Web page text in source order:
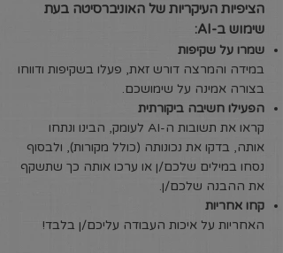
הציפיות העיקריות של האוניברסיטה בעת
שימוש ב-AI:
שמרו על שקיפות
במידה והמרצה דורש זאת, פעלו בשקיפות ודווחו
בצורה אמינה על שימושכם.
הפעילו חשיבה ביקורתית
קראו את תשובות ה-AI לעומק, הבינו ונתחו
אותה, בדקו את נכונותה (כולל מקורות), ולבסוף
נסחו במילים שלכם/ן או ערכו אותה כך שתשקף
את ההבנה שלכם/ן.
קחו אחריות
האחריות על איכות העבודה עליכם/ן בלבד!